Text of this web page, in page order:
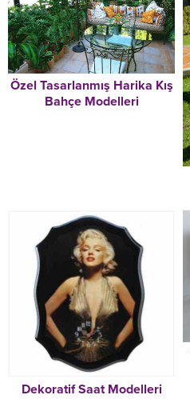
Özel Tasarlanmış Harika Kış
Bahçe Modelleri
Dekoratif Saat Modelleri